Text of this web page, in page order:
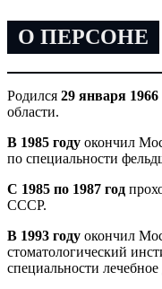
О ПЕРСОНЕ
Родился 29 января 1966
области.
В 1985 году окончил
по специальности
С 1985 по 1987 год
СССР.
В 1993 году окончил
стоматологический
специальности лечебное